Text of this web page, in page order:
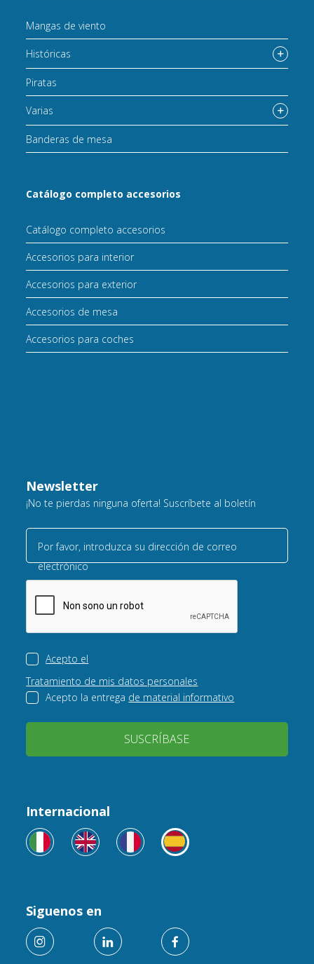
Mangas de viento
Históricas
Piratas
Varias
Banderas de mesa
Catálogo completo accesorios
Catálogo completo accesorios
Accesorios para interior
Accesorios para exterior
Accesorios de mesa
Accesorios para coches
Newsletter
¡No te pierdas ninguna oferta! Suscríbete al boletín
Por favor, introduzca su dirección de correo
electrónico
Acepto el
Tratamiento de mis datos personales
Acepto la entrega de material informativo
SUSCRÍBASE
Internacional
Siguenos en